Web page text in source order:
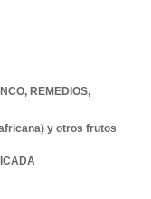
, REMEDIOS,
y otros frutos